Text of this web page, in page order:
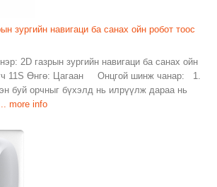
зургийн навигаци ба санах ойн робот тоос
2D газрын зургийн навигаци ба санах ойн
11S Өнгө: Цагаан Онцгой шинж чанар: 1.
буй орчныг бүхэлд нь илрүүлж дараа нь
... more info